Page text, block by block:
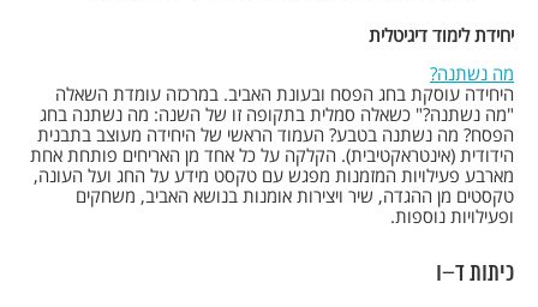
יחידת לימוד דיגיטלית
מה נשתנה?
היחידה עוסקת בחג הפסח ובעונת האביב. במרכזה עומדת השאלה
"מה נשתנה?" כשאלה סמלית בתקופה זו של השנה: מה נשתנה בחג
הפסח? מה נשתנה בטבע? העמוד הראשי של היחידה מעוצב בתבנית
הידודית (אינטראקטיבית). הקלקה על כל אחד מן האריחים פותחת אחת
מארבע פעילויות המזמנות מפגש עם טקסט מידע על החג ועל העונה,
טקסטים מן ההגדה, שיר ויצירות אומנות בנושא האביב, משחקים
ופעילויות נוספות.
כיתות ד–ו